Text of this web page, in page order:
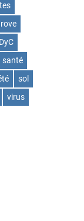
santé
sol
virus